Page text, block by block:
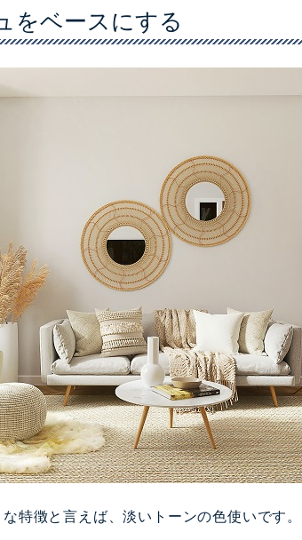
りました。
改めて考えるとどんな特徴があるのか、よく
そこで今回は
ンテリア」を取り入れたお部屋づくりのポ
すくご紹介いたします！
どうぞ♡
をベースにする